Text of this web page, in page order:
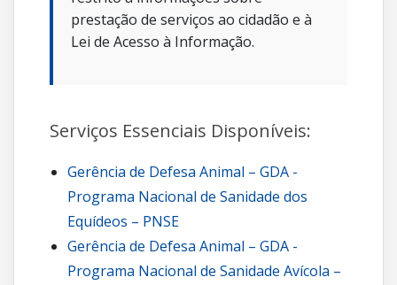
prestação de serviços ao cidadão e à
Lei de Acesso à Informação.
Serviços Essenciais Disponíveis:
Gerência de Defesa Animal – GDA -
Programa Nacional de Sanidade dos
Equídeos – PNSE
Gerência de Defesa Animal – GDA -
Programa Nacional de Sanidade Avícola –